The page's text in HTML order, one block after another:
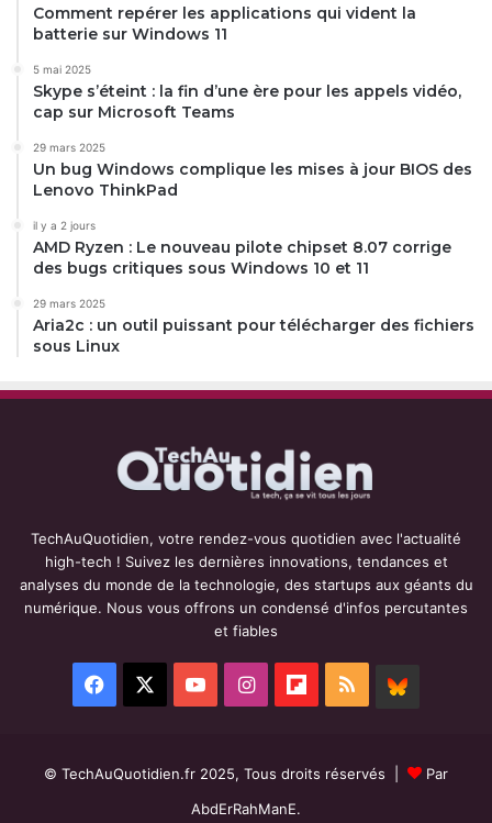
Comment repérer les applications qui vident la
batterie sur Windows 11
5 mai 2025
Skype s’éteint : la fin d’une ère pour les appels vidéo,
cap sur Microsoft Teams
29 mars 2025
Un bug Windows complique les mises à jour BIOS des
Lenovo ThinkPad
il y a 2 jours
AMD Ryzen : Le nouveau pilote chipset 8.07 corrige
des bugs critiques sous Windows 10 et 11
29 mars 2025
Aria2c : un outil puissant pour télécharger des fichiers
sous Linux
TechAuQuotidien, votre rendez-vous quotidien avec l'actualité
high-tech ! Suivez les dernières innovations, tendances et
analyses du monde de la technologie, des startups aux géants du
numérique. Nous vous offrons un condensé d'infos percutantes
et fiables
Facebook YouTubeInstagramFlipboard
RSS
© TechAuQuotidien.fr 2025, Tous droits réservés |
Par
AbdErRahManE.